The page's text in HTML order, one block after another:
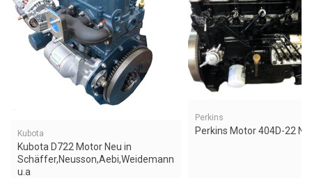
Kubota
Kubota D722 Motor Neu in
Schäffer,Neusson,Aebi,Weidemann
u.a
Perkins
Perkins Motor 404D-22